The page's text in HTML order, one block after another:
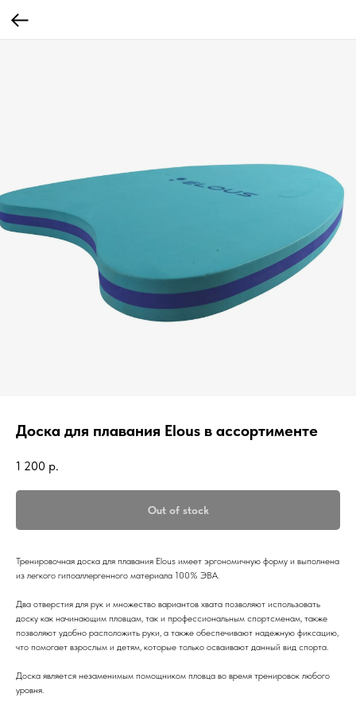
Доска для плавания Elous в ассортименте
1 200 р.
Out of stock
Тренировочная доска для плавания Elous имеет эргономичную форму и выполнена
из легкого гипоаллергенного материала 100% ЭВА.
Два отверстия для рук и множество вариантов хвата позволяют использовать
доску как начинающим пловцам, так и профессиональным спортсменам, также
позволяют удобно расположить руки, а также обеспечивают надежную фиксацию,
что помогает взрослым и детям, которые только осваивают данный вид спорта.
Доска является незаменимым помощником пловца во время тренировок любого
уровня.